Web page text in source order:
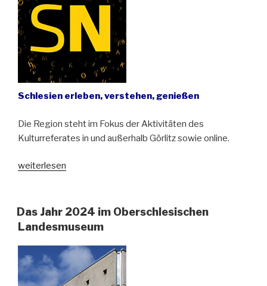
in
Printform“
Schlesien erleben, verstehen, genießen
Die Region steht im Fokus der Aktivitäten des
Kulturreferates in und außerhalb Görlitz sowie online.
„Jahresprogramm
Kulturreferates
für
Schlesischen
Museum
weiterlesen
Das Jahr 2024 im Oberschlesischen
Landesmuseum